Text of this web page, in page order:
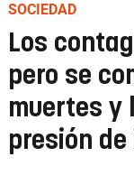
SOCIEDAD
Los
pero se
muertes y
presión